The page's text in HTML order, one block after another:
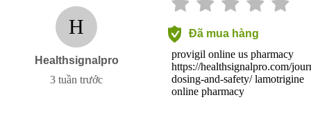
H
Healthsignalpro
3 tuần trước
Đã mua hàng
provigil online us pharmacy
https://healthsignalpro.com/
dosing-and-safety/ lamotrigine
online pharmacy